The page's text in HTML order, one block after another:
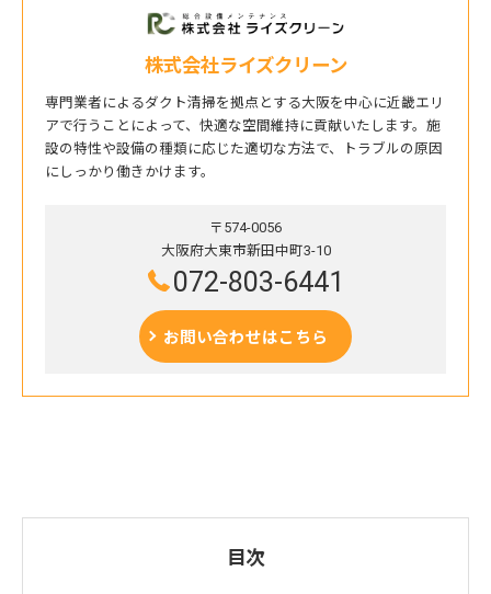
株式会社ライズクリーン
専門業者によるダクト清掃を拠点とする大阪を中心に近畿エリ
アで行うことによって、快適な空間維持に貢献いたします。施
設の特性や設備の種類に応じた適切な方法で、トラブルの原因
にしっかり働きかけます。
〒574-0056
大阪府大東市新田中町3-10
072-803-6441
お問い合わせはこちら
目次